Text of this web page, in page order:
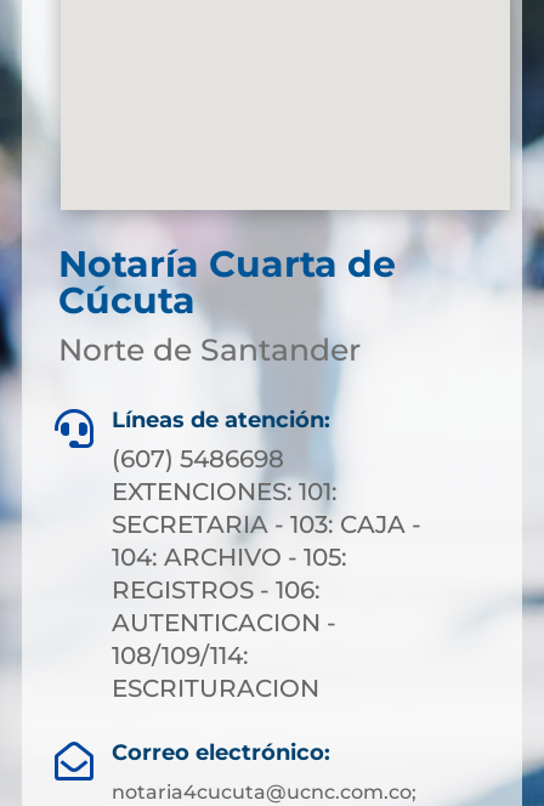
Notaría Cuarta de
Cúcuta
Norte de Santander
 Líneas de atención:
(607) 5486698
EXTENCIONES: 101:
SECRETARIA - 103: CAJA -
104: ARCHIVO - 105:
REGISTROS - 106:
AUTENTICACION -
108/109/114:
ESCRITURACION
 Correo electrónico:
notaria4cucuta@ucnc.com.co;